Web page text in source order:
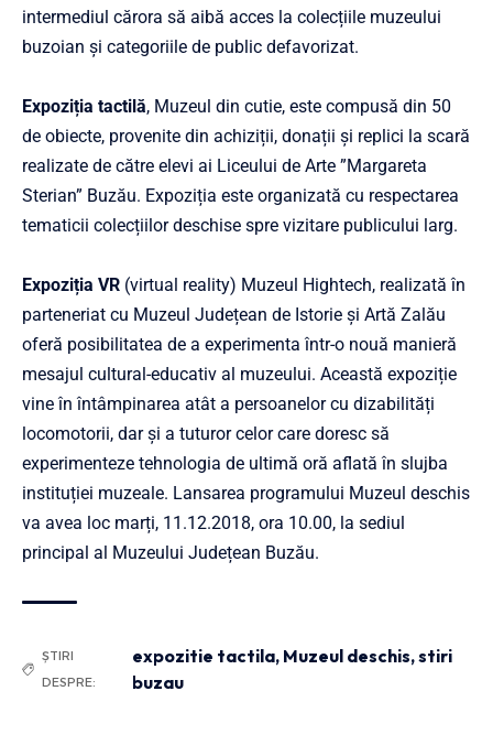
intermediul cărora să aibă acces la colecțiile muzeului
buzoian și categoriile de public defavorizat.
Expoziția tactilă, Muzeul din cutie, este compusă din 50
de obiecte, provenite din achiziții, donații și replici la scară
realizate de către elevi ai Liceului de Arte ”Margareta
Sterian” Buzău. Expoziția este organizată cu respectarea
tematicii colecțiilor deschise spre vizitare publicului larg.
Expoziția VR (virtual reality) Muzeul Hightech, realizată în
parteneriat cu Muzeul Județean de Istorie și Artă Zalău
oferă posibilitatea de a experimenta într-o nouă manieră
mesajul cultural-educativ al muzeului. Această expoziție
vine în întâmpinarea atât a persoanelor cu dizabilități
locomotorii, dar și a tuturor celor care doresc să
experimenteze tehnologia de ultimă oră aflată în slujba
instituției muzeale. Lansarea programului Muzeul deschis
va avea loc marți, 11.12.2018, ora 10.00, la sediul
principal al Muzeului Județean Buzău.
ȘTIRI
DESPRE:
expozitie tactila, Muzeul deschis,stiri
buzau